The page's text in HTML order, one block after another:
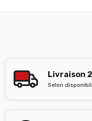
Livraison
Selon